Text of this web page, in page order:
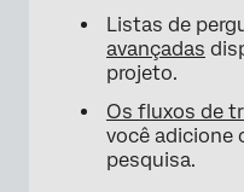
Listas de
avançadas
projeto.
Os fluxos de
você adicione
pesquisa.